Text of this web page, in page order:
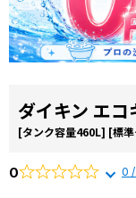
ダイキン エ
[タンク容量460L] [標
0 0 /